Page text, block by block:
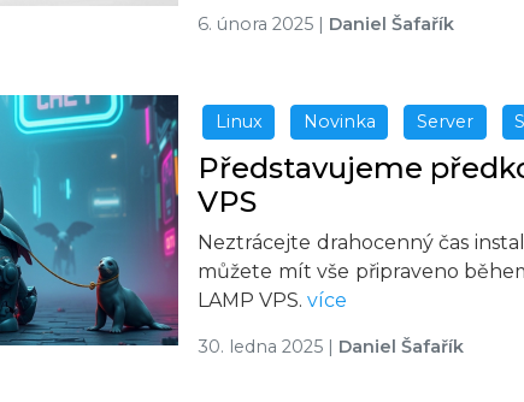
6. února 2025 | Daniel Šafařík
Linux Novinka Server
Představujeme
VPS
Neztrácejte drahocenný čas
můžete mít vše připraveno
LAMP VPS. více
30. ledna 2025 | Daniel Šafařík